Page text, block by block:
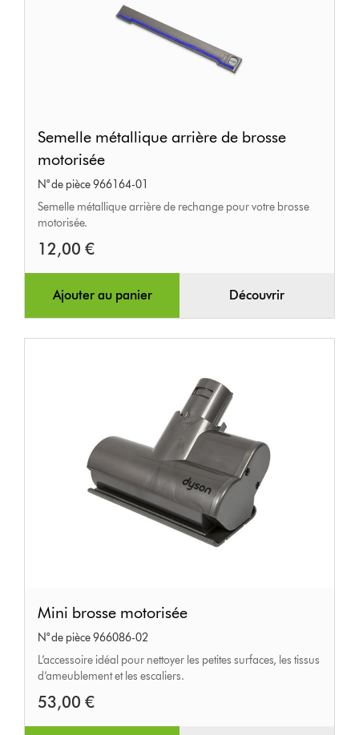
métallique
arrière
de
brosse
Semelle métallique arrière de brosse
motorisée
N° de pièce 966164-01
Semelle métallique arrière de rechange pour votre brosse
motorisée.
12,00 €
Ajouter au panier Découvrir
brosse
motorisée
Mini brosse motorisée
N° de pièce 966086-02
L’accessoire idéal pour nettoyer les petites surfaces, les tissus
d’ameublement et les escaliers.
53,00 €